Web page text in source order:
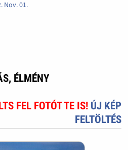
Nov. 01.
ÉLMÉNY
FEL FOTÓT TE IS! ÚJ KÉP
FELTÖLTÉS